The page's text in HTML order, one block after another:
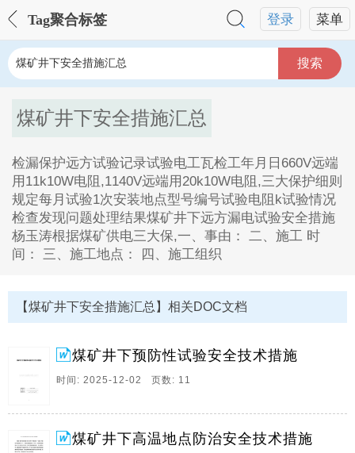
菜单
登录
Tag聚合标签
搜索
煤矿井下安全措施汇总
检漏保护远方试验记录试验电工瓦检工年月日660V远端
用11k10W电阻,1140V远端用20k10W电阻,三大保护细则
规定每月试验1次安装地点型号编号试验电阻k试验情况
检查发现问题处理结果煤矿井下远方漏电试验安全措施
杨玉涛根据煤矿供电三大保,一、事由： 二、施工 时
间： 三、施工地点： 四、施工组织
1、检漏保护远方试验记录试验电工瓦检工年月日660V
远端用11k10W电阻,1140V远端用20k10W电阻,三大保护
细则规定每月试验1次安装地点型号编号试验电阻k试验
情况检查发现问题处理结果煤矿井下远方漏电试验安全
措施杨玉涛根据煤矿供电三大保。
2、一,事由,二,施工时间,三,施工地点,四,施工组织,施工
行点氧焊作业时,除安。
【煤矿井下安全措施汇总】相关DOC文档
煤矿井下预防性试验安全技术措施
时间: 2025-12-02 页数: 11
煤矿井下高温地点防治安全技术措施